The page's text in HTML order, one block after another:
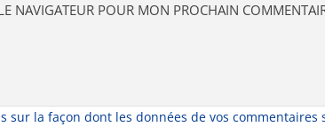
NAVIGATEUR POUR MON PROCHAIN
sur la façon dont les données de vos commentaires